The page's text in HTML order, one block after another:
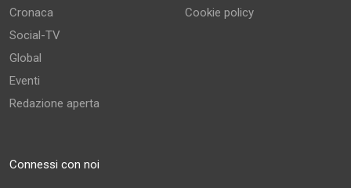
Cronaca
Social-TV
Global
Eventi
Redazione aperta
Cookie policy
Connessi con noi